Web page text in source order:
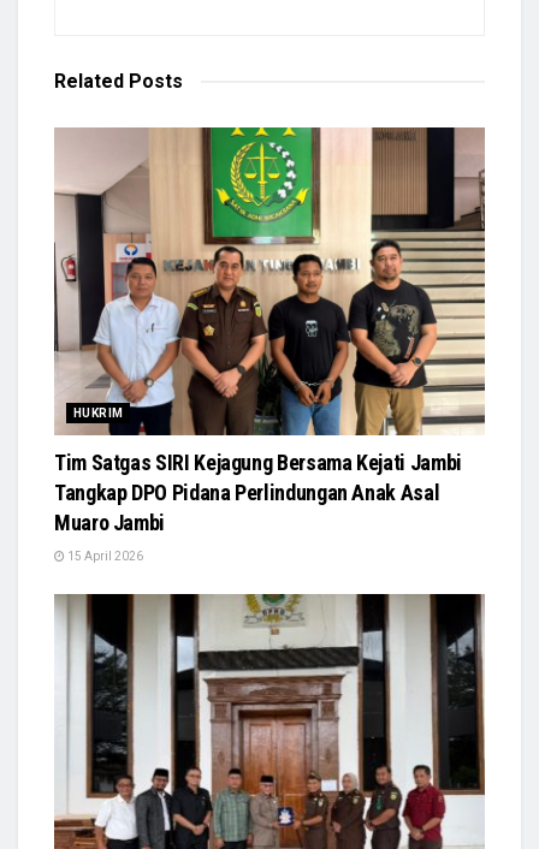
Related Posts
HUKRIM
Tim Satgas SIRI Kejagung Bersama Kejati Jambi
Tangkap DPO Pidana Perlindungan Anak Asal
Muaro Jambi
15 April 2026